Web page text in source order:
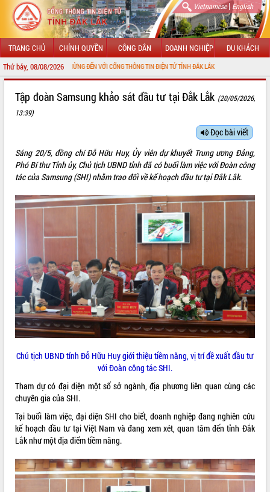
Vietnamese| English
TRANG CHỦ CHÍNH QUYỀN CÔNG DÂN DOANH NGHIỆP DU KHÁCH
Thứ bảy, 08/08/2026
CHÀO MỪNG ĐẾN VỚI CỔNG THÔNG TIN ĐIỆN TỬ TỈNH ĐẮK LẮK
LÃNH ĐẠO UBND TỈNH
SỞ, BAN, NGÀNH
THÔNG TIN CHỈ ĐẠO ĐIỀU HÀNH
HỆ THỐNG VĂN BẢN
VĂN BẢN HĐND TỈNH
ĐIỂM TIN VĂN BẢN
QUY HOẠCH - KẾ HOẠCH
Tập đoàn Samsung khảo sát đầu tư tại Đắk Lắk (20/05/2026,
13:39)
Đọc bài viết
Sáng 20/5, đồng chí Đỗ Hữu Huy, Ủy viên dự khuyết Trung ương Đảng,
Phó Bí thư Tỉnh ủy, Chủ tịch UBND tỉnh đã có buổi làm việc với Đoàn công
tác của Samsung (SHI) nhằm trao đổi về kế hoạch đầu tư tại Đắk Lắk.
Chủ tịch UBND tỉnh Đỗ Hữu Huy giới thiệu tiềm năng, vị trí đề xuất đầu tư
với Đoàn công tác SHI.
Tham dự có đại diện một số sở ngành, địa phương liên quan cùng các
chuyên gia của SHI.
Tại buổi làm việc, đại diện SHI cho biết, doanh nghiệp đang nghiên cứu
kế hoạch đầu tư tại Việt Nam và đang xem xét, quan tâm đến tỉnh Đắk
Lắk như một địa điểm tiềm năng.